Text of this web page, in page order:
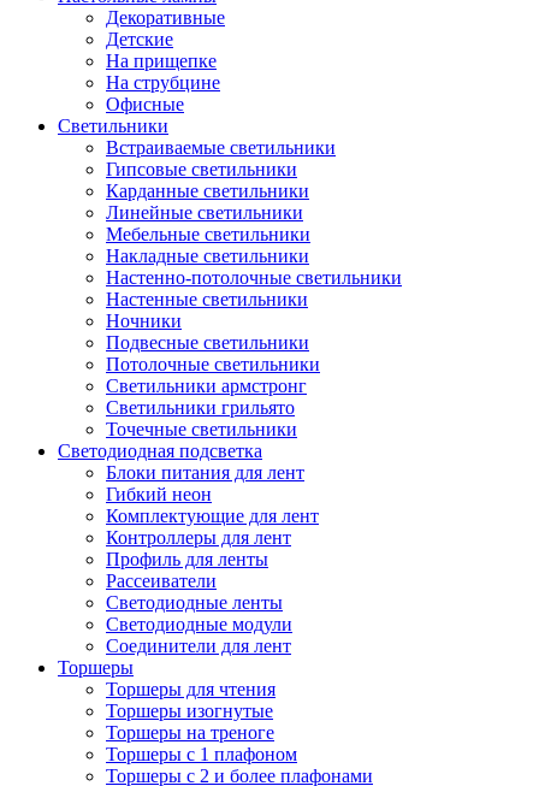
Декоративные
Детские
На прищепке
На струбцине
Офисные
Светильники
Встраиваемые светильники
Гипсовые светильники
Карданные светильники
Линейные светильники
Мебельные светильники
Накладные светильники
Настенно-потолочные светильники
Настенные светильники
Ночники
Подвесные светильники
Потолочные светильники
Светильники армстронг
Светильники грильято
Точечные светильники
Светодиодная подсветка
Блоки питания для лент
Гибкий неон
Комплектующие для лент
Контроллеры для лент
Профиль для ленты
Рассеиватели
Светодиодные ленты
Светодиодные модули
Соединители для лент
Торшеры
Торшеры для чтения
Торшеры изогнутые
Торшеры на треноге
Торшеры с 1 плафоном
Торшеры с 2 и более плафонами